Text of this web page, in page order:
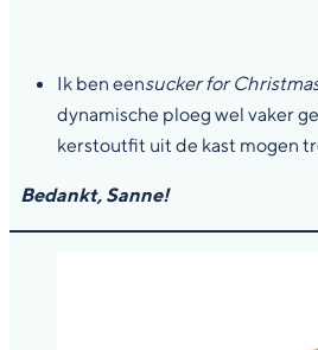
Ik ben eensucker for
dynamische ploeg wel vaker
kerstoutfit uit de kast mogen
Bedankt, Sanne!